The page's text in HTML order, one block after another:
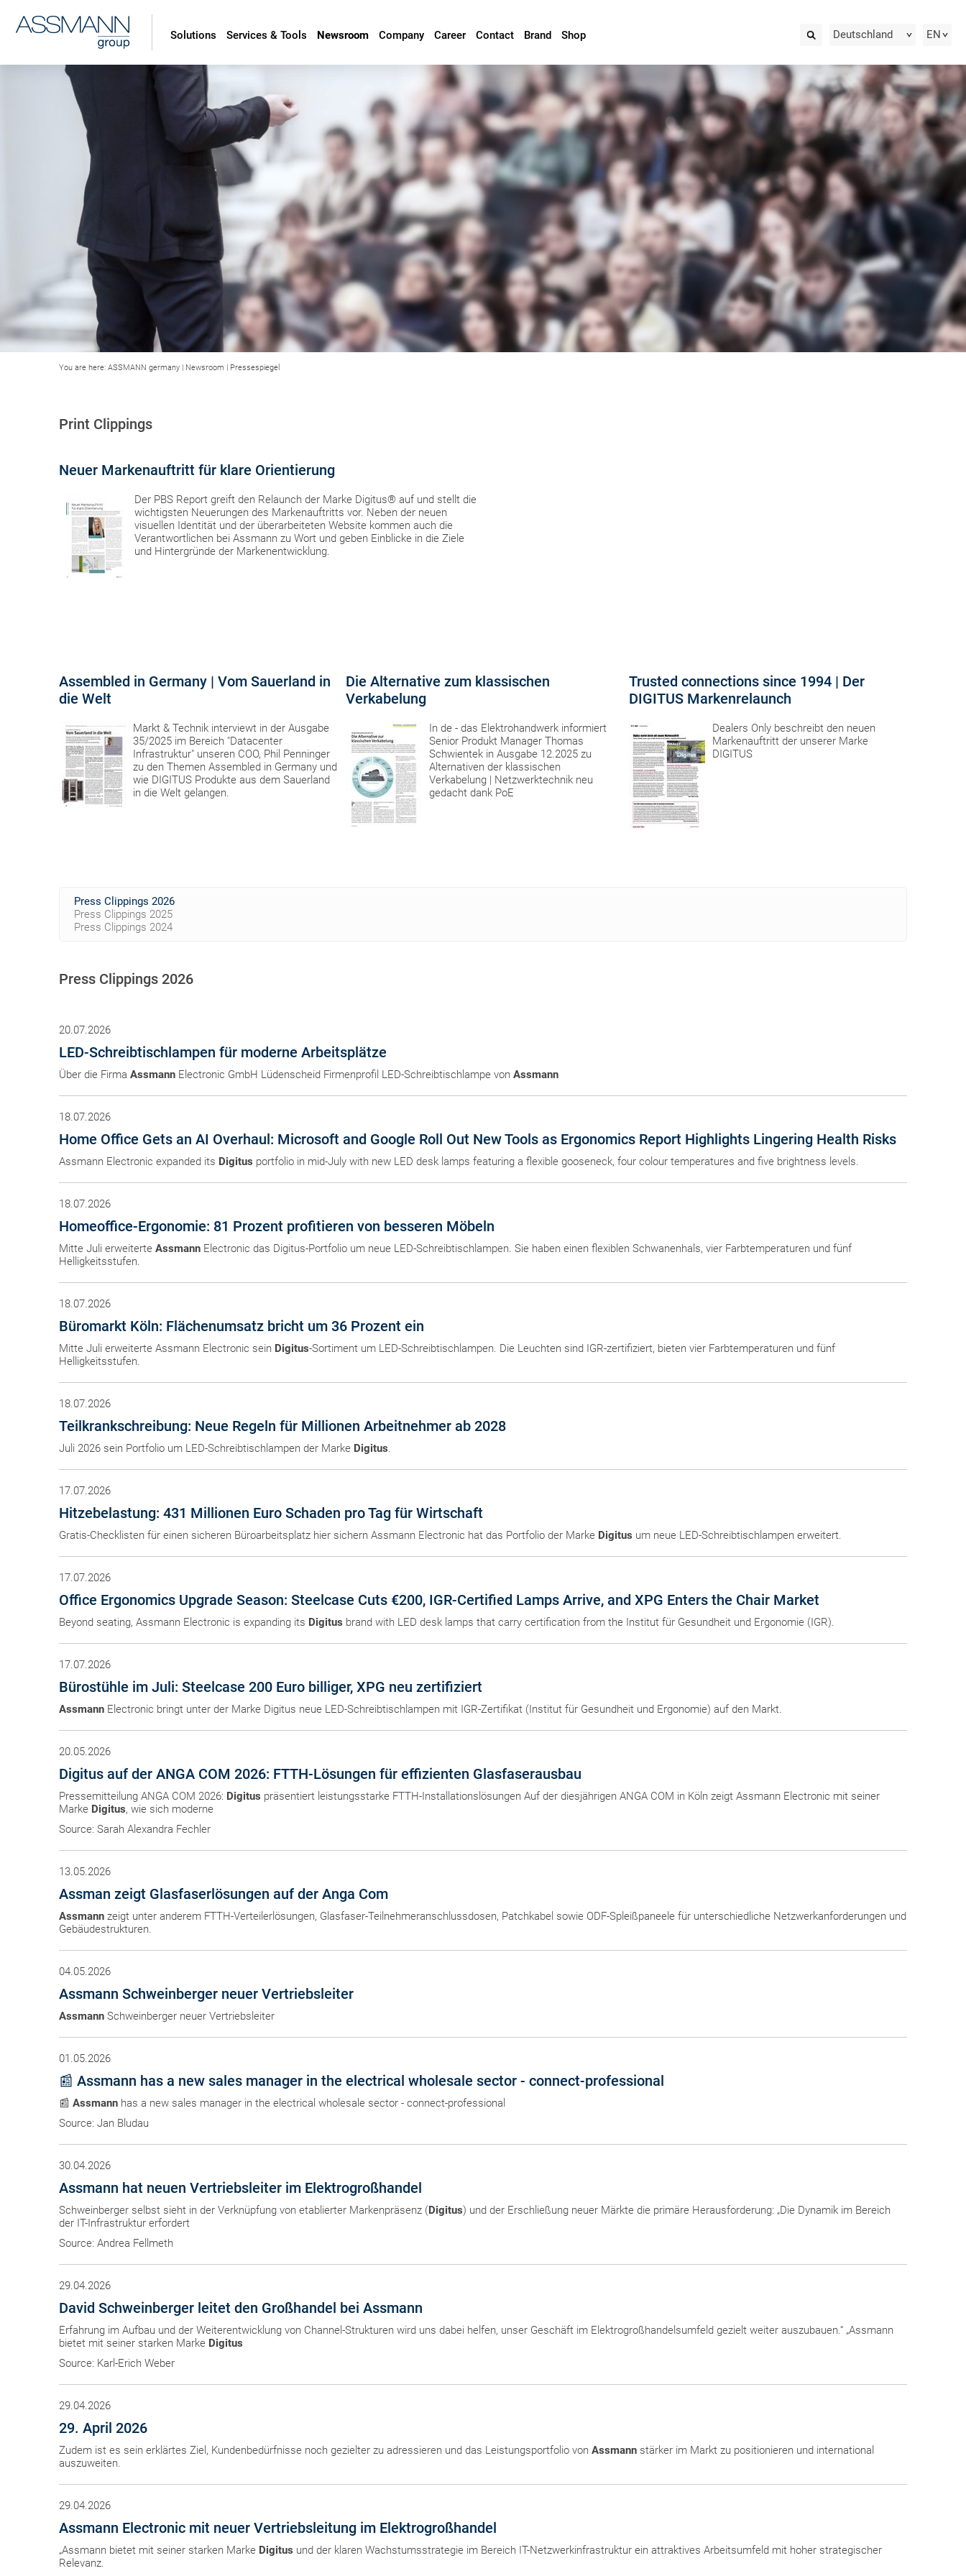
Deutschland EN
Solutions Services & Tools Newsroom Company Career Contact Brand Shop
You are here: ASSMANN germany | Newsroom | Pressespiegel
Print Clippings
Neuer Markenauftritt für klare Orientierung
Der PBS Report greift den Relaunch der Marke Digitus® auf und stellt die
wichtigsten Neuerungen des Markenauftritts vor. Neben der neuen
visuellen Identität und der überarbeiteten Website kommen auch die
Verantwortlichen bei Assmann zu Wort und geben Einblicke in die Ziele
und Hintergründe der Markenentwicklung.
Assembled in Germany | Vom Sauerland in
die Welt
Markt & Technik interviewt in der Ausgabe
35/2025 im Bereich "Datacenter
Infrastruktur" unseren COO, Phil Penninger
zu den Themen Assembled in Germany und
wie DIGITUS Produkte aus dem Sauerland
in die Welt gelangen.
Die Alternative zum klassischen
Verkabelung
In de - das Elektrohandwerk informiert
Senior Produkt Manager Thomas
Schwientek in Ausgabe 12.2025 zu
Alternativen der klassischen
Verkabelung | Netzwerktechnik neu
gedacht dank PoE
Trusted connections since 1994 | Der
DIGITUS Markenrelaunch
Dealers Only beschreibt den neuen
Markenauftritt der unserer Marke
DIGITUS
Press Clippings 2026
Press Clippings 2025
Press Clippings 2024
Press Clippings 2026
20.07.2026
LED-Schreibtischlampen für moderne Arbeitsplätze
Über die Firma Assmann Electronic GmbH Lüdenscheid Firmenprofil LED-Schreibtischlampe von Assmann
18.07.2026
Home Office Gets an AI Overhaul: Microsoft and Google Roll Out New Tools as Ergonomics Report Highlights Lingering Health Risks
Assmann Electronic expanded its Digitus portfolio in mid-July with new LED desk lamps featuring a flexible gooseneck, four colour temperatures and five brightness levels.
18.07.2026
Homeoffice-Ergonomie: 81 Prozent profitieren von besseren Möbeln
Mitte Juli erweiterte Assmann Electronic das Digitus-Portfolio um neue LED-Schreibtischlampen. Sie haben einen flexiblen Schwanenhals, vier Farbtemperaturen und fünf
Helligkeitsstufen.
18.07.2026
Büromarkt Köln: Flächenumsatz bricht um 36 Prozent ein
Mitte Juli erweiterte Assmann Electronic sein Digitus-Sortiment um LED-Schreibtischlampen. Die Leuchten sind IGR-zertifiziert, bieten vier Farbtemperaturen und fünf
Helligkeitsstufen.
18.07.2026
Teilkrankschreibung: Neue Regeln für Millionen Arbeitnehmer ab 2028
Juli 2026 sein Portfolio um LED-Schreibtischlampen der Marke Digitus.
17.07.2026
Hitzebelastung: 431 Millionen Euro Schaden pro Tag für Wirtschaft
Gratis-Checklisten für einen sicheren Büroarbeitsplatz hier sichern Assmann Electronic hat das Portfolio der Marke Digitus um neue LED-Schreibtischlampen erweitert.
17.07.2026
Office Ergonomics Upgrade Season: Steelcase Cuts €200, IGR-Certified Lamps Arrive, and XPG Enters the Chair Market
Beyond seating, Assmann Electronic is expanding its Digitus brand with LED desk lamps that carry certification from the Institut für Gesundheit und Ergonomie (IGR).
17.07.2026
Bürostühle im Juli: Steelcase 200 Euro billiger, XPG neu zertifiziert
Assmann Electronic bringt unter der Marke Digitus neue LED-Schreibtischlampen mit IGR-Zertifikat (Institut für Gesundheit und Ergonomie) auf den Markt.
20.05.2026
Digitus auf der ANGA COM 2026: FTTH-Lösungen für effizienten Glasfaserausbau
Pressemitteilung ANGA COM 2026: Digitus präsentiert leistungsstarke FTTH-Installationslösungen Auf der diesjährigen ANGA COM in Köln zeigt Assmann Electronic mit seiner
Marke Digitus, wie sich moderne
Source: Sarah Alexandra Fechler
13.05.2026
Assman zeigt Glasfaserlösungen auf der Anga Com
Assmann zeigt unter anderem FTTH-Verteilerlösungen, Glasfaser-Teilnehmeranschlussdosen, Patchkabel sowie ODF-Spleißpaneele für unterschiedliche Netzwerkanforderungen und
Gebäudestrukturen.
04.05.2026
Assmann Schweinberger neuer Vertriebsleiter
Assmann Schweinberger neuer Vertriebsleiter
01.05.2026
📰 Assmann has a new sales manager in the electrical wholesale sector - connect-professional
📰 Assmann has a new sales manager in the electrical wholesale sector - connect-professional
Source: Jan Bludau
30.04.2026
Assmann hat neuen Vertriebsleiter im Elektrogroßhandel
Schweinberger selbst sieht in der Verknüpfung von etablierter Markenpräsenz (Digitus) und der Erschließung neuer Märkte die primäre Herausforderung: „Die Dynamik im Bereich
der IT-Infrastruktur erfordert
Source: Andrea Fellmeth
29.04.2026
David Schweinberger leitet den Großhandel bei Assmann
Erfahrung im Aufbau und der Weiterentwicklung von Channel-Strukturen wird uns dabei helfen, unser Geschäft im Elektrogroßhandelsumfeld gezielt weiter auszubauen.“ „Assmann
bietet mit seiner starken Marke Digitus
Source: Karl-Erich Weber
29.04.2026
29. April 2026
Zudem ist es sein erklärtes Ziel, Kundenbedürfnisse noch gezielter zu adressieren und das Leistungsportfolio von Assmann stärker im Markt zu positionieren und international
auszuweiten.
29.04.2026
Assmann Electronic mit neuer Vertriebsleitung im Elektrogroßhandel
„Assmann bietet mit seiner starken Marke Digitus und der klaren Wachstumsstrategie im Bereich IT-Netzwerkinfrastruktur ein attraktives Arbeitsumfeld mit hoher strategischer
Relevanz.